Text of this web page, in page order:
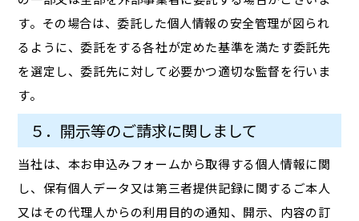
す。その場合は、委託した個人情報の安全管理が図られ
るように、委託をする各社が定めた基準を満たす委託先
を選定し、委託先に対して必要かつ適切な監督を行いま
す。
５．開示等のご請求に関しまして
当社は、本お申込みフォームから取得する個人情報に関
し、保有個人データ又は第三者提供記録に関するご本人
又はその代理人からの利用目的の通知、開示、内容の訂